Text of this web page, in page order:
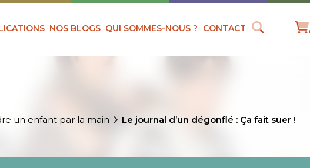
NOS BLOGS QUI SOMMES-NOUS ? CONTACT
un enfant par la main Le journal d’un dégonflé : Ça fait suer !